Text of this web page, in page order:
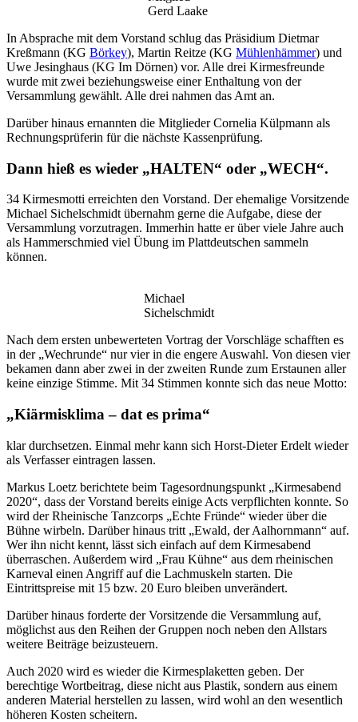
Gerd Laake
In Absprache mit dem Vorstand schlug das Präsidium Dietmar
Kreßmann (KG Börkey), Martin Reitze (KG Mühlenhämmer) und
Uwe Jesinghaus (KG Im Dörnen) vor. Alle drei Kirmesfreunde
wurde mit zwei beziehungsweise einer Enthaltung von der
Versammlung gewählt. Alle drei nahmen das Amt an.
Darüber hinaus ernannten die Mitglieder Cornelia Külpmann als
Rechnungsprüferin für die nächste Kassenprüfung.
Dann hieß es wieder „HALTEN“ oder „WECH“.
34 Kirmesmotti erreichten den Vorstand. Der ehemalige Vorsitzende
Michael Sichelschmidt übernahm gerne die Aufgabe, diese der
Versammlung vorzutragen. Immerhin hatte er über viele Jahre auch
als Hammerschmied viel Übung im Plattdeutschen sammeln
können.
Michael
Sichelschmidt
Nach dem ersten unbewerteten Vortrag der Vorschläge schafften es
in der „Wechrunde“ nur vier in die engere Auswahl. Von diesen vier
bekamen dann aber zwei in der zweiten Runde zum Erstaunen aller
keine einzige Stimme. Mit 34 Stimmen konnte sich das neue Motto:
„Kiärmisklima – dat es prima“
klar durchsetzen. Einmal mehr kann sich Horst-Dieter Erdelt wieder
als Verfasser eintragen lassen.
Markus Loetz berichtete beim Tagesordnungspunkt „Kirmesabend
2020“, dass der Vorstand bereits einige Acts verpflichten konnte. So
wird der Rheinische Tanzcorps „Echte Fründe“ wieder über die
Bühne wirbeln. Darüber hinaus tritt „Ewald, der Aalhornmann“ auf.
Wer ihn nicht kennt, lässt sich einfach auf dem Kirmesabend
überraschen. Außerdem wird „Frau Kühne“ aus dem rheinischen
Karneval einen Angriff auf die Lachmuskeln starten. Die
Eintrittspreise mit 15 bzw. 20 Euro bleiben unverändert.
Darüber hinaus forderte der Vorsitzende die Versammlung auf,
möglichst aus den Reihen der Gruppen noch neben den Allstars
weitere Beiträge beizusteuern.
Auch 2020 wird es wieder die Kirmesplaketten geben. Der
berechtige Wortbeitrag, diese nicht aus Plastik, sondern aus einem
anderen Material herstellen zu lassen, wird wohl an den wesentlich
höheren Kosten scheitern.